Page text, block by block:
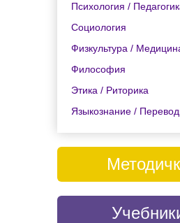
Психология /
Социология
Физкультура /
Философия
Этика / Риторика
Языкознание /